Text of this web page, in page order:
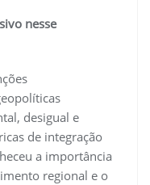
nesse
desigual e
de integração
a importância
regional e o